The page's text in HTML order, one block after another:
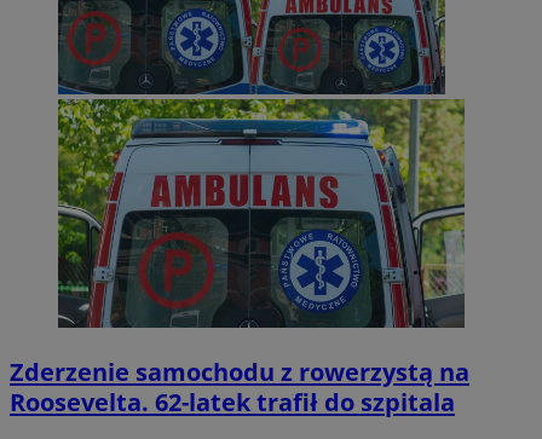
Zderzenie samochodu z rowerzystą na
Roosevelta. 62-latek trafił do szpitala